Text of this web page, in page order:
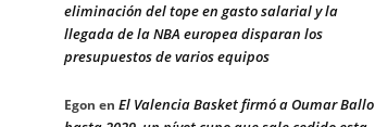
eliminación del tope en gasto salarial y la
llegada de la NBA europea disparan los
presupuestos de varios equipos
Egon en El Valencia Basket firmó a Oumar Ballo